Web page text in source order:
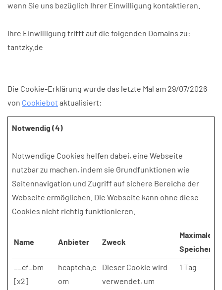
wenn Sie uns bezüglich Ihrer Einwilligung kontaktieren.
Ihre Einwilligung trifft auf die folgenden Domains zu:
tantzky.de
Die Cookie-Erklärung wurde das letzte Mal am 29/07/2026
von Cookiebot aktualisiert:
Notwendig (4)
Notwendige Cookies helfen dabei, eine Webseite
nutzbar zu machen, indem sie Grundfunktionen wie
Seitennavigation und Zugriff auf sichere Bereiche der
Webseite ermöglichen. Die Webseite kann ohne diese
Cookies nicht richtig funktionieren.
Name Anbieter Zweck
Maximale
__cf_bm
[x2]
hcaptcha.c
om
Dieser Cookie wird
verwendet, um
1 Tag